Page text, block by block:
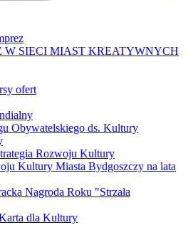
W SIECI MIAST KREATYWNYCH
ofert
Obywatelskiego ds. Kultury
Rozwoju Kultury
Kultury Miasta Bydgoszczy na lata
Nagroda Roku "Strzała
dla Kultury